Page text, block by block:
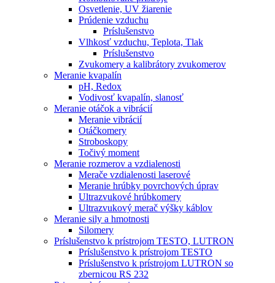
Osvetlenie, UV žiarenie
Prúdenie vzduchu
Príslušenstvo
Vlhkosť vzduchu, Teplota, Tlak
Príslušenstvo
Zvukomery a kalibrátory zvukomerov
Meranie kvapalín
pH, Redox
Vodivosť kvapalín, slanosť
Meranie otáčok a vibrácií
Meranie vibrácií
Otáčkomery
Stroboskopy
Točivý moment
Meranie rozmerov a vzdialenosti
Merače vzdialenosti laserové
Meranie hrúbky povrchových úprav
Ultrazvukové hrúbkomery
Ultrazvukový merač výšky káblov
Meranie sily a hmotnosti
Silomery
Príslušenstvo k prístrojom TESTO, LUTRON
Príslušenstvo k prístrojom TESTO
Príslušenstvo k prístrojom LUTRON so
zbernicou RS 232